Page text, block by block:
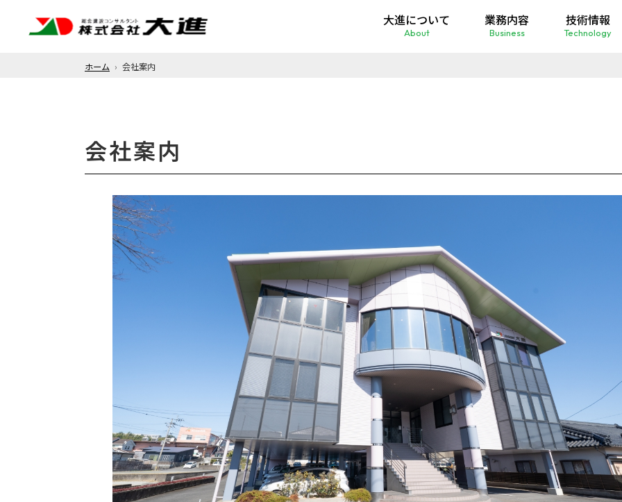
大進について
About
業務内容
Business
技術情報
Technology
ホーム 会社案内
会社案内